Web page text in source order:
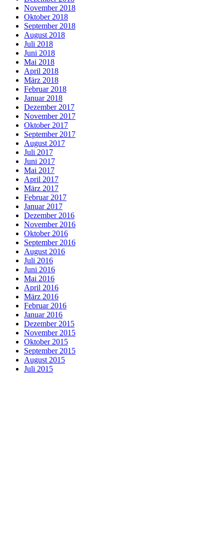
November 2018
Oktober 2018
September 2018
August 2018
Juli 2018
Juni 2018
Mai 2018
April 2018
März 2018
Februar 2018
Januar 2018
Dezember 2017
November 2017
Oktober 2017
September 2017
August 2017
Juli 2017
Juni 2017
Mai 2017
April 2017
März 2017
Februar 2017
Januar 2017
Dezember 2016
November 2016
Oktober 2016
September 2016
August 2016
Juli 2016
Juni 2016
Mai 2016
April 2016
März 2016
Februar 2016
Januar 2016
Dezember 2015
November 2015
Oktober 2015
September 2015
August 2015
Juli 2015